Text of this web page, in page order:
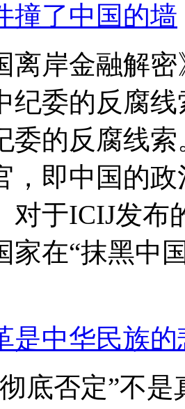
撞了中国的墙
离岸金融解
纪委的反腐
委的反腐线
，即中国的
对于ICIJ发布
家在“抹黑中
是中华民族的
底否定”不